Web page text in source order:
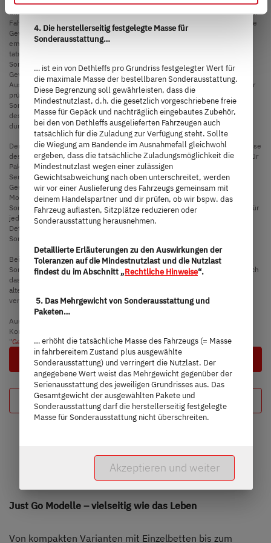
and not required to use our website. You can view your
selected settings at any time as well as deselect or
change them later (such as by using the fingerprint button
at the bottom left of the website). You can find further
information in our Privacy Policy.
Mindestnutzlast, d.h. die gesetzlich vorgeschriebene freie Masse für Gepäck
und nachträglich eingebautes Zubehör, bei den von Dethleffs ausgelieferten
Fahrzeugen auch tatsächlich für die Zuladung zur Verfügung steht. Das reale
Gewicht deines Fahrzeugs ab Werk kann erst bei Wiegung am Bandende
ermittelt werden. Sollte die Wiegung im Ausnahmefall ergeben, dass die
tatsächliche Zuladungsmöglichkeit trotz der Begrenzung der
Sonderausstattung die Mindestnutzlast wegen einer zulässigen
Gewichtsabweichung nach oben unterschreitet, werden wir vor einer
Auslieferung des Fahrzeugs gemeinsam mit deinem Handelspartner und dir
prüfen, ob wir bspw. das Fahrzeug auflasten, Sitzplätze reduzieren oder
Sonderausstattung herausnehmen. Die technisch zulässige Gesamtmasse
des Fahrzeugs sowie die technisch zulässige Gesamtmasse auf der Achse
dürfen nicht überschritten werden.
Der werkseitige Einbau von Sonderausstattung erhöht die tatsächliche Masse
des Fahrzeugs und verringert die Nutzlast. Das angegebene Mehrgewicht für
Pakete und Sonderausstattung weist das Mehrgewicht gegenüber der
Serienausstattung des jeweiligen Modells bzw. Grundrisses aus. Das
Gesamtgewicht der ausgewählten Sonderausstattung darf die in den
Modellübersichten angegebene herstellerseitig festgelegte Masse für
Sonderausstattung nicht überschreiten. Hierbei handelt es sich um einen für
jeden Typ und Grundriss ermittelten kalkulatorischen Wert, mit dem
Dethleffs festlegt, wieviel Gewicht für werkseitig eingebaute
Sonderausstattung maximal zur Verfügung steht.
Bei einer Auflastung erhöht sich die herstellerseitig festgelegte Masse für
Sonderausstattung. Die Erhöhung ergibt sich aus der höheren Nutzlast durch
das alternative Fahrgestell. Hiervon sind das erhöhte Eigengewicht des
alternativen Fahrgestells sowie insbesondere das Gewicht für ggf.
verpflichtende schwerere Motorvarianten (z. B. 180 PS) abzuziehen.
Ausführliche Hinweise & Erläuterungen zur Gewichtsthematik und zur
Konfiguration des Fahrzeugs findest du im Abschnitt
"Gewichtsinformationen".
Nächster Schritt
Deine Konfiguration
Just Go Modelle – vielseitig wie das Leben
Von kompakten Varianten mit Einzelbetten bis zum
4. Die herstellerseitig festgelegte Masse für
Sonderausstattung…
… ist ein von Dethleffs pro Grundriss festgelegter Wert für
die maximale Masse der bestellbaren Sonderausstattung.
Diese Begrenzung soll gewährleisten, dass die
Mindestnutzlast, d.h. die gesetzlich vorgeschriebene freie
Masse für Gepäck und nachträglich eingebautes Zubehör,
bei den von Dethleffs ausgelieferten Fahrzeugen auch
tatsächlich für die Zuladung zur Verfügung steht. Sollte
die Wiegung am Bandende im Ausnahmefall gleichwohl
ergeben, dass die tatsächliche Zuladungsmöglichkeit die
Mindestnutzlast wegen einer zulässigen
Gewichtsabweichung nach oben unterschreitet, werden
wir vor einer Auslieferung des Fahrzeugs gemeinsam mit
deinem Handelspartner und dir prüfen, ob wir bspw. das
Fahrzeug auflasten, Sitzplätze reduzieren oder
Sonderausstattung herausnehmen.
Detaillierte Erläuterungen zu den Auswirkungen der
Toleranzen auf die Mindestnutzlast und die Nutzlast
findest du im Abschnitt „Rechtliche Hinweise“.
5. Das Mehrgewicht von Sonderausstattung und
Paketen…
… erhöht die tatsächliche Masse des Fahrzeugs (= Masse
in fahrbereitem Zustand plus ausgewählte
Sonderausstattung) und verringert die Nutzlast. Der
angegebene Wert weist das Mehrgewicht gegenüber der
Serienausstattung des jeweiligen Grundrisses aus. Das
Gesamtgewicht der ausgewählten Pakete und
Sonderausstattung darf die herstellerseitig festgelegte
Masse für Sonderausstattung nicht überschreiten.
Akzeptieren und weiter